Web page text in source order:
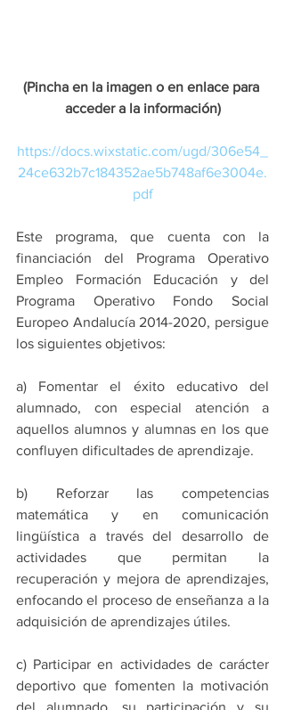
(Pincha en la imagen o en enlace para
acceder a la información)
https://docs.wixstatic.com/ugd/306e54_
24ce632b7c184352ae5b748af6e3004e.
pdf
Este programa, que cuenta con la
financiación del Programa Operativo
Empleo Formación Educación y del
Programa Operativo Fondo Social
Europeo Andalucía 2014-2020, persigue
los siguientes objetivos:
a) Fomentar el éxito educativo del
alumnado, con especial atención a
aquellos alumnos y alumnas en los que
confluyen dificultades de aprendizaje.
b) Reforzar las competencias
matemática y en comunicación
lingüística a través del desarrollo de
actividades que permitan la
recuperación y mejora de aprendizajes,
enfocando el proceso de enseñanza a la
adquisición de aprendizajes útiles.
c) Participar en actividades de carácter
deportivo que fomenten la motivación
del alumnado, su participación y su